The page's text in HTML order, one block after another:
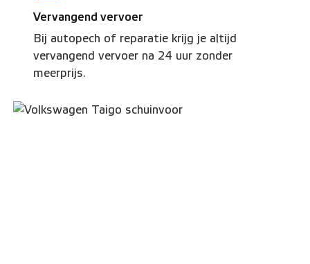
Vervangend vervoer
Bij autopech of reparatie krijg je altijd
vervangend vervoer na 24 uur zonder
meerprijs.